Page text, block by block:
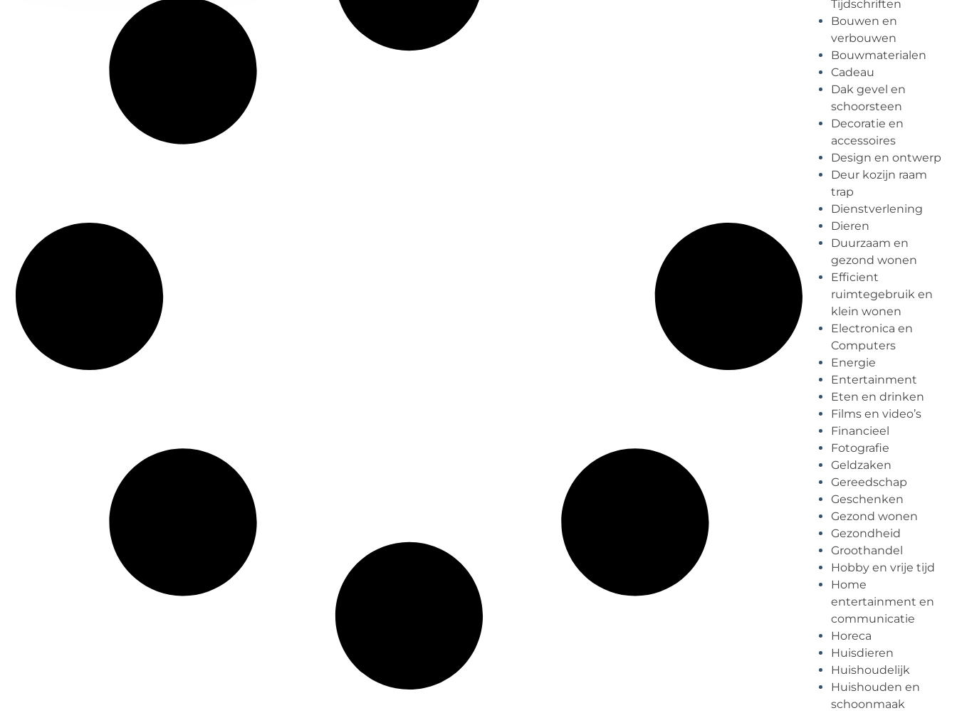
Tijdschriften
Bouwen en
verbouwen
Bouwmaterialen
Cadeau
Dak gevel en
schoorsteen
Decoratie en
accessoires
Design en ontwerp
Deur kozijn raam
trap
Dienstverlening
Dieren
Duurzaam en
gezond wonen
Efficient
ruimtegebruik en
klein wonen
Electronica en
Computers
Energie
Entertainment
Eten en drinken
Films en video’s
Financieel
Fotografie
Geldzaken
Gereedschap
Geschenken
Gezond wonen
Gezondheid
Groothandel
Hobby en vrije tijd
Home
entertainment en
communicatie
Horeca
Huisdieren
Huishoudelijk
Huishouden en
schoonmaak